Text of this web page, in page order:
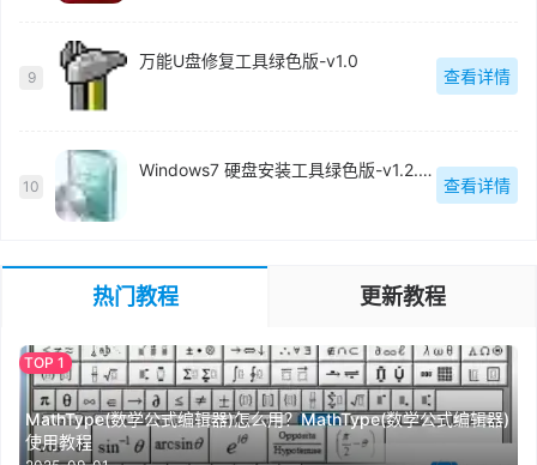
9
万能U盘修复工具绿色版-v1.0
查看详情
10
Windows7 硬盘安装工具绿色版-v1.2.0.62
查看详情
热门教程 更新教程
MathType(数学公式编辑器)怎么用？MathType(数学公式编辑器)
使用教程